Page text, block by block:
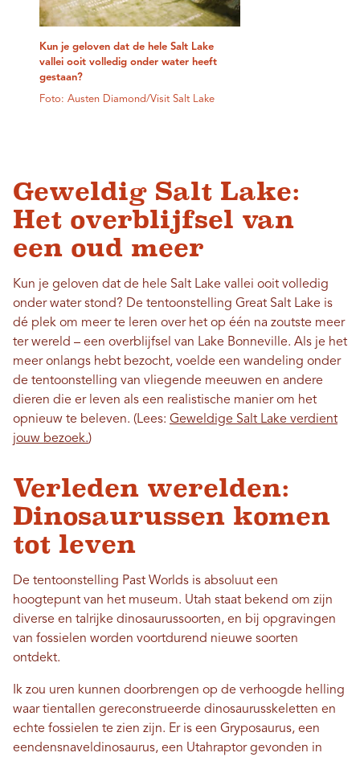
Kun je geloven dat de hele Salt Lake
vallei ooit volledig onder water heeft
gestaan?
Foto: Austen Diamond/Visit Salt Lake
Geweldig Salt Lake:
Het overblijfsel van
een oud meer
Kun je geloven dat de hele Salt Lake vallei ooit volledig
onder water stond? De tentoonstelling Great Salt Lake is
dé plek om meer te leren over het op één na zoutste meer
ter wereld – een overblijfsel van Lake Bonneville. Als je het
meer onlangs hebt bezocht, voelde een wandeling onder
de tentoonstelling van vliegende meeuwen en andere
dieren die er leven als een realistische manier om het
opnieuw te beleven. (Lees: Geweldige Salt Lake verdient
jouw bezoek.)
Verleden werelden:
Dinosaurussen komen
tot leven
De tentoonstelling Past Worlds is absoluut een
hoogtepunt van het museum. Utah staat bekend om zijn
diverse en talrijke dinosaurussoorten, en bij opgravingen
van fossielen worden voortdurend nieuwe soorten
ontdekt.
Ik zou uren kunnen doorbrengen op de verhoogde helling
waar tientallen gereconstrueerde dinosaurusskeletten en
echte fossielen te zien zijn. Er is een Gryposaurus, een
eendensnaveldinosaurus, een Utahraptor gevonden in